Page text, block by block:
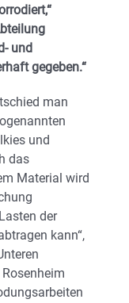
und
gegeben.“
man
und
das
Material wird
der
kann“,